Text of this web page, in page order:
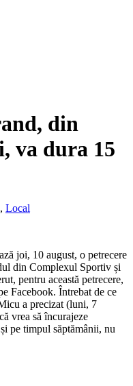
din
va dura 15
, Local
joi, 10 august, o petrecere
din Complexul Sportiv și
pentru această petrecere,
Facebook. Întrebat de ce
a precizat (luni, 7
vrea să încurajeze
pe timpul săptămânii, nu